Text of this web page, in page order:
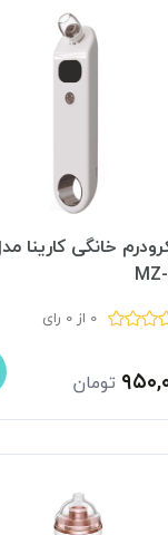
خانگی کارینا
0 از 0 رای
تومان